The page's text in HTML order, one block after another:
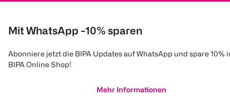
Mit WhatsApp -10% sparen
Abonniere jetzt die BIPA Updates auf WhatsApp und spare 10%
BIPA Online Shop!
Mehr Informationen